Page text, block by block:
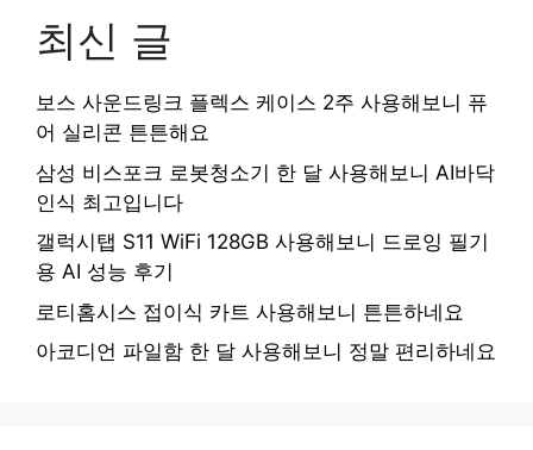
최신 글
보스 사운드링크 플렉스 케이스 2주 사용해보니 퓨
어 실리콘 튼튼해요
삼성 비스포크 로봇청소기 한 달 사용해보니 AI바닥
인식 최고입니다
갤럭시탭 S11 WiFi 128GB 사용해보니 드로잉 필기
용 AI 성능 후기
로티홈시스 접이식 카트 사용해보니 튼튼하네요
아코디언 파일함 한 달 사용해보니 정말 편리하네요